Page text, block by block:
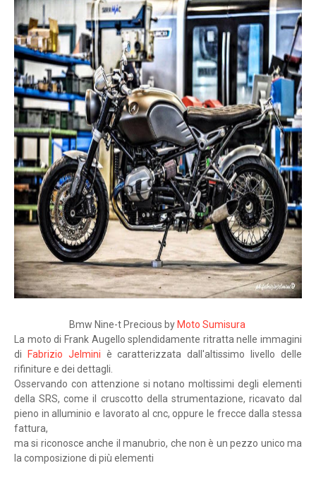
Bmw Nine-t Precious by Moto Sumisura
La moto di Frank Augello splendidamente ritratta nelle immagini
di
Fabrizio Jelmini è caratterizzata dall'altissimo livello delle
rifiniture e dei dettagli.
Osservando con attenzione si notano moltissimi degli elementi
della SRS, come il cruscotto della strumentazione, ricavato dal
pieno in alluminio e lavorato al cnc, oppure le frecce dalla stessa
fattura,
ma si riconosce anche il manubrio, che non è un pezzo unico ma
la composizione di più elementi